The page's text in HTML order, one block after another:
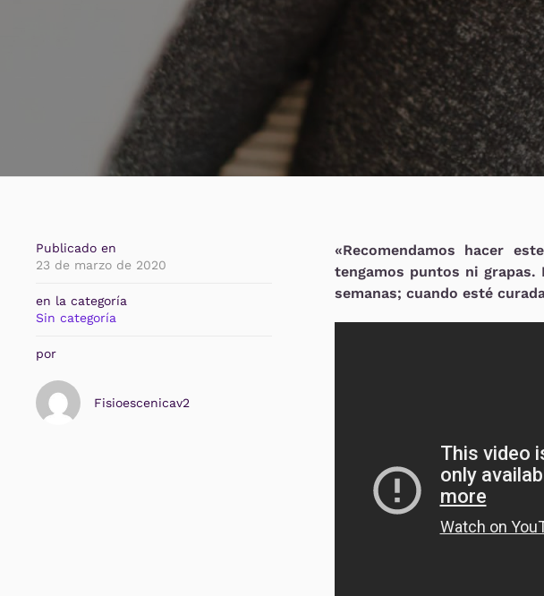
Publicado en
23 de marzo de 2020
en la categoría
Sin categoría
por
Fisioescenicav2
«Recomendamos hacer
tengamos puntos ni grapas.
semanas; cuando esté